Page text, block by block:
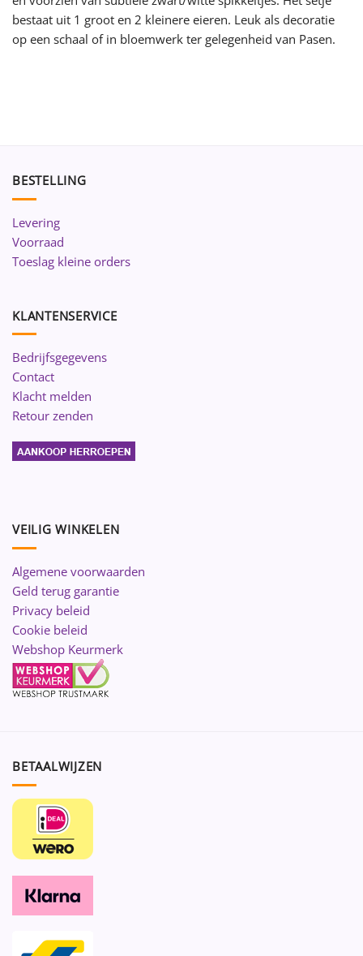
bestaat uit 1 groot en 2 kleinere eieren. Leuk als decoratie
op een schaal of in bloemwerk ter gelegenheid van Pasen.
BESTELLING
Levering
Voorraad
Toeslag kleine orders
KLANTENSERVICE
Bedrijfsgegevens
Contact
Klacht melden
Retour zenden
VEILIG WINKELEN
Algemene voorwaarden
Geld terug garantie
Privacy beleid
Cookie beleid
Webshop Keurmerk
BETAALWIJZEN